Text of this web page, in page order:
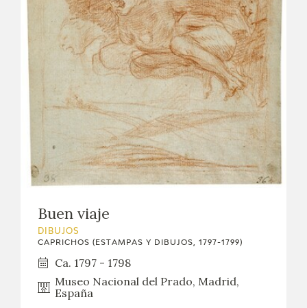
Buen viaje
DIBUJOS
CAPRICHOS (ESTAMPAS Y DIBUJOS, 1797-1799)
Ca. 1797 - 1798
Museo Nacional del Prado, Madrid,
España